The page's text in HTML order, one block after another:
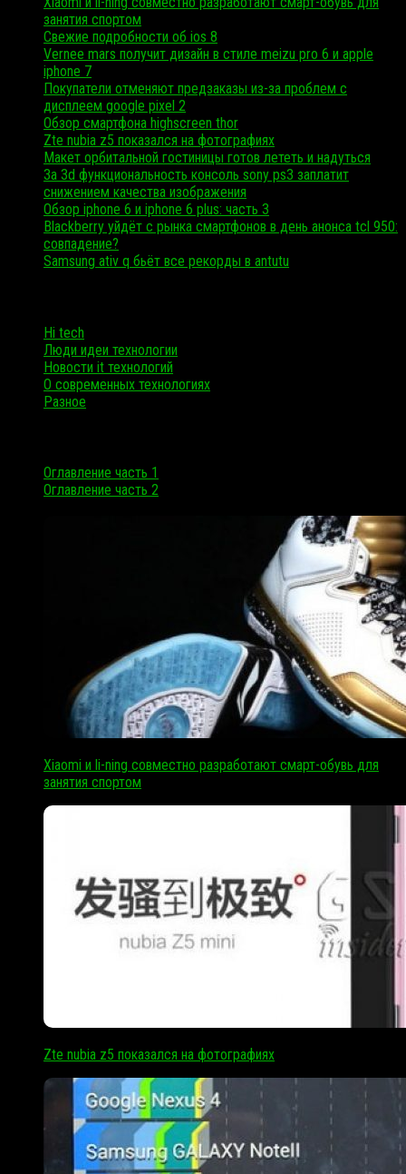
занятия спортом
Свежие подробности об ios 8
Vernee mars получит дизайн в стиле meizu pro 6 и apple
iphone 7
Покупатели отменяют предзаказы из-за проблем с
дисплеем google pixel 2
Обзор смартфона highscreen thor
Zte nubia z5 показался на фотографиях
Макет орбитальной гостиницы готов лететь и надуться
За 3d функциональность консоль sony ps3 заплатит
снижением качества изображения
Обзор iphone 6 и iphone 6 plus: часть 3
Blackberry уйдёт с рынка смартфонов в день анонса tcl 950:
совпадение?
Samsung ativ q бьёт все рекорды в antutu
Hi tech
Люди идеи технологии
Новости it технологий
О современных технологиях
Разное
Оглавление часть 1
Оглавление часть 2
Xiaomi и li-ning совместно разработают смарт-обувь для
занятия спортом
Zte nubia z5 показался на фотографиях